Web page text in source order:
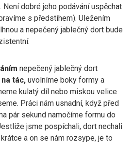
Není dobré jeho podávání uspěchat
s předstihem). Uležením
a nepečený jablečný dort bude
nepečený jablečný dort
tác, uvolníme boky formy a
kulatý díl nebo miskou velice
Práci nám usnadní, když před
pár sekund namočíme formu do
jsme pospíchali, dort nechali
a on se nám rozsype, je to